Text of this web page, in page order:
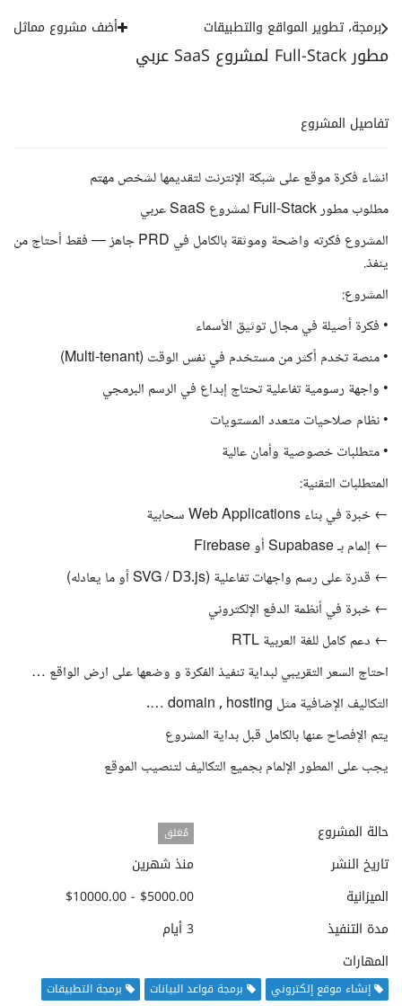
مطور Full-Stack لمشروع SaaS عربي
برمجة، تطوير المواقع والتطبيقات أضف مشروع مماثل
تفاصيل المشروع
انشاء فكرة موقع على شبكة الإنترنت لتقديمها لشخص مهتم
مطلوب مطور Full-Stack لمشروع SaaS عربي
المشروع فكرته واضحة وموثقة بالكامل في PRD جاهز — فقط أحتاج من
ينفذ.
المشروع:
• فكرة أصيلة في مجال توثيق الأسماء
• منصة تخدم أكثر من مستخدم في نفس الوقت (Multi-tenant)
• واجهة رسومية تفاعلية تحتاج إبداع في الرسم البرمجي
• نظام صلاحيات متعدد المستويات
• متطلبات خصوصية وأمان عالية
المتطلبات التقنية:
← خبرة في بناء Web Applications سحابية
← إلمام بـ Supabase أو Firebase
← قدرة على رسم واجهات تفاعلية (SVG / D3.js أو ما يعادله)
← خبرة في أنظمة الدفع الإلكتروني
← دعم كامل للغة العربية RTL
احتاج السعر التقريبي لبداية تنفيذ الفكرة و وضعها على ارض الواقع …
التكاليف الإضافية مثل domain , hosting ….
يتم الإفصاح عنها بالكامل قبل بداية المشروع
يجب على المطور الإلمام بجميع التكاليف لتنصيب الموقع
حالة المشروع مُغلق
تاريخ النشر
منذ شهرين
الميزانية
$5000.00 - $10000.00
مدة التنفيذ
3 أيام
المهارات
إنشاء موقع إلكتروني برمجة قواعد البيانات
برمجة التطبيقات